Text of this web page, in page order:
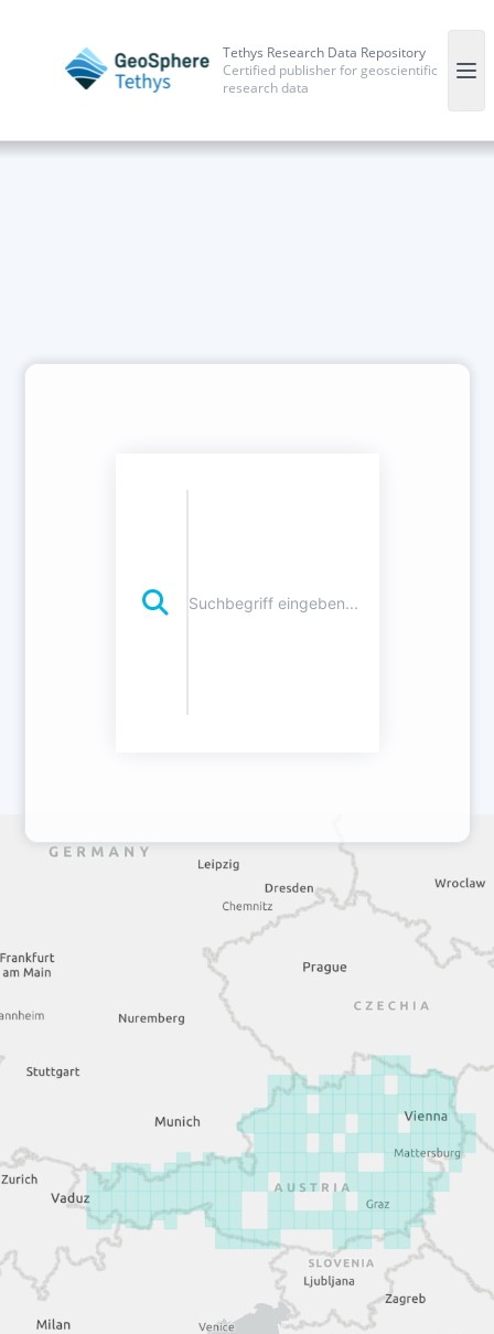
Tethys Research Data Repository
Certified publisher for geoscientific
research data